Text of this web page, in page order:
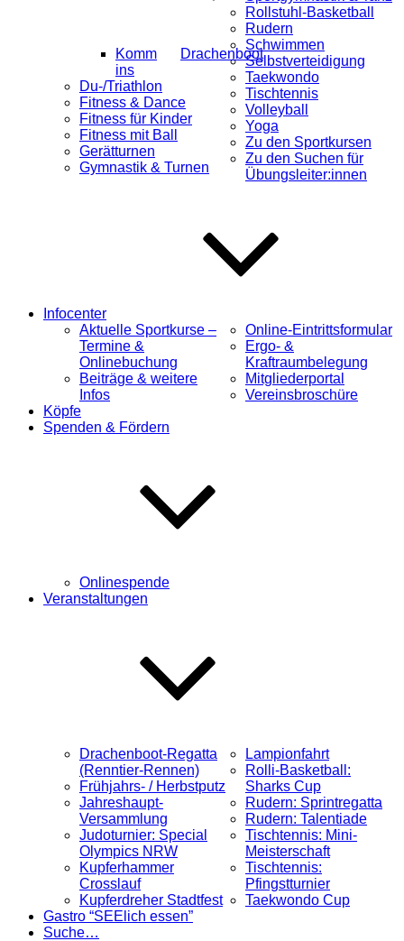
Komm
ins
Drachenboot
Du-/Triathlon
Fitness & Dance
Fitness für Kinder
Fitness mit Ball
Gerätturnen
Gymnastik & Turnen
Rollstuhl-Basketball
Rudern
Schwimmen
Selbstverteidigung
Taekwondo
Tischtennis
Volleyball
Yoga
Zu den Sportkursen
Zu den Suchen für
Übungsleiter:innen
Infocenter
Aktuelle Sportkurse –
Termine &
Onlinebuchung
Beiträge & weitere
Infos
Online-Eintrittsformular
Ergo- &
Kraftraumbelegung
Mitgliederportal
Vereinsbroschüre
Köpfe
Spenden & Fördern
Onlinespende
Veranstaltungen
Drachenboot-Regatta
(Renntier-Rennen)
Frühjahrs- / Herbstputz
Jahreshaupt-
Versammlung
Judoturnier: Special
Olympics NRW
Kupferhammer
Crosslauf
Kupferdreher Stadtfest
Lampionfahrt
Rolli-Basketball:
Sharks Cup
Rudern: Sprintregatta
Rudern: Talentiade
Tischtennis: Mini-
Meisterschaft
Tischtennis:
Pfingstturnier
Taekwondo Cup
Gastro “SEElich essen”
Suche…